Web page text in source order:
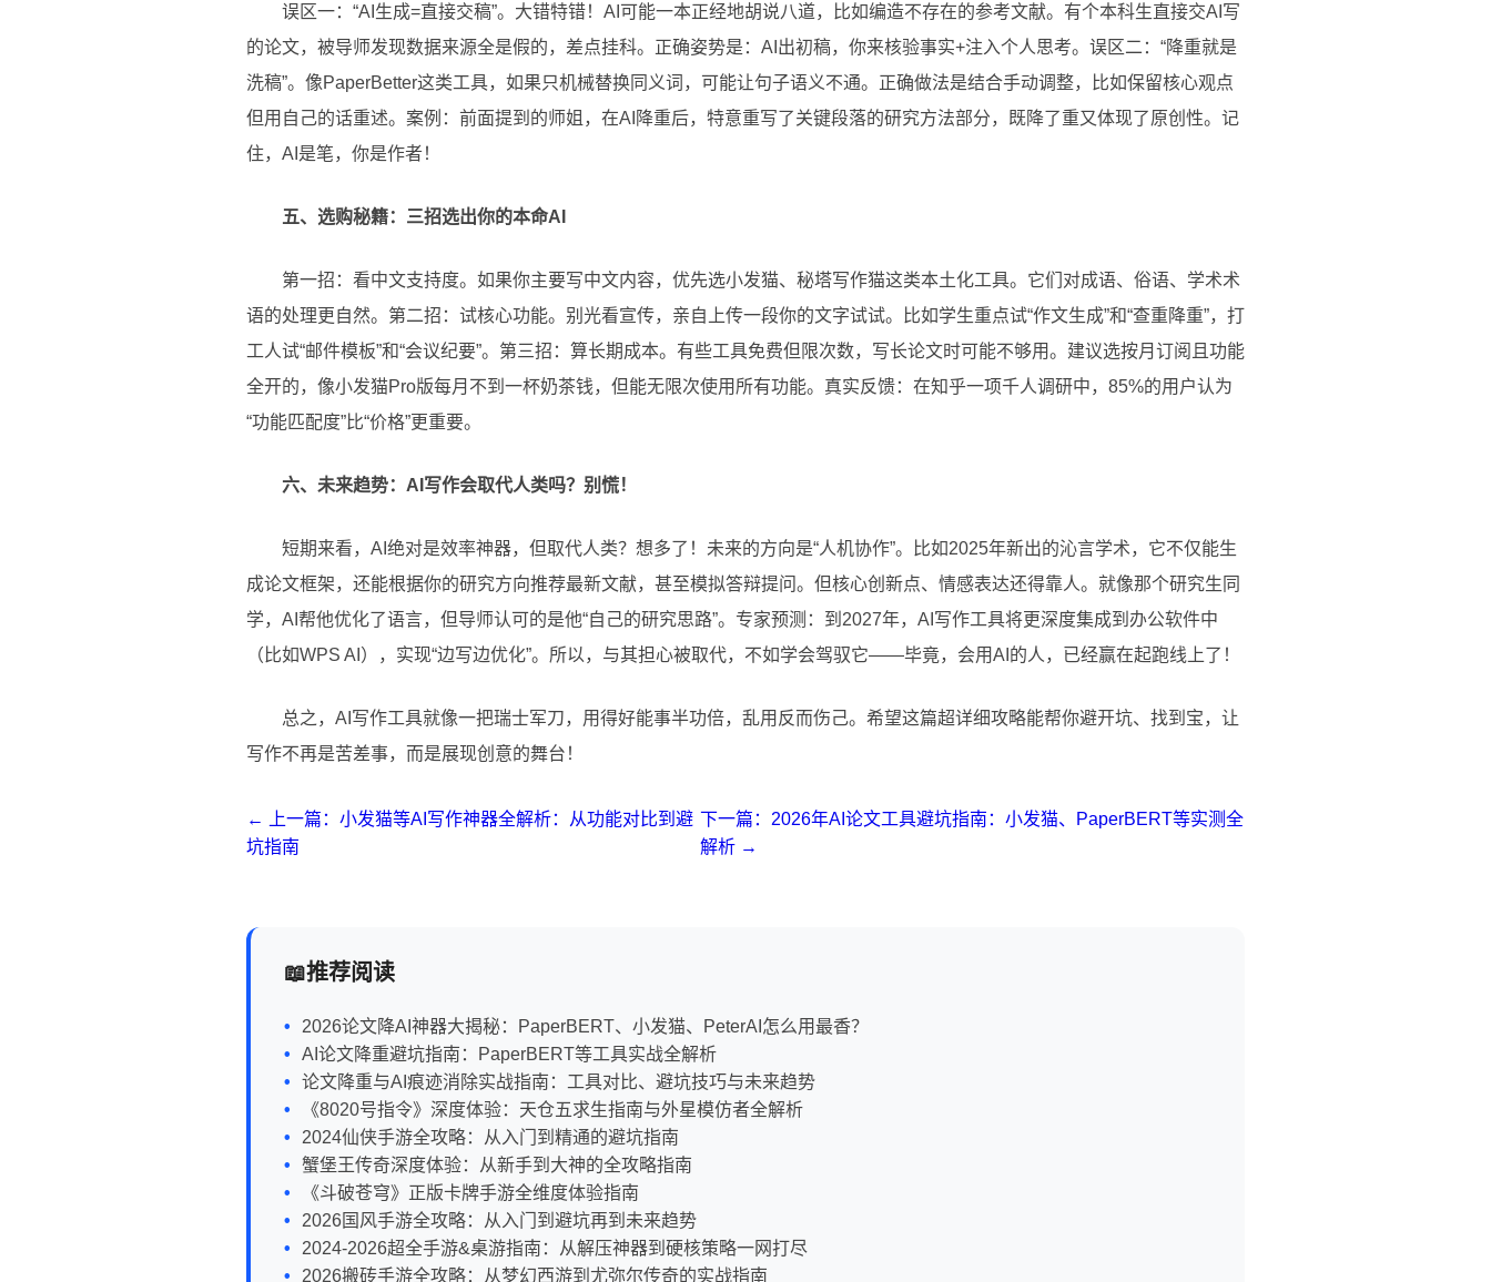
误区一：“AI生成=直接交稿”。大错特错！AI可能一本正经地胡说八道，比如编造不存在的参考文献。有个本科生直接交AI写
的论文，被导师发现数据来源全是假的，差点挂科。正确姿势是：AI出初稿，你来核验事实+注入个人思考。误区二：“降重就是
洗稿”。像PaperBetter这类工具，如果只机械替换同义词，可能让句子语义不通。正确做法是结合手动调整，比如保留核心观点
但用自己的话重述。案例：前面提到的师姐，在AI降重后，特意重写了关键段落的研究方法部分，既降了重又体现了原创性。记
住，AI是笔，你是作者！
五、选购秘籍：三招选出你的本命AI
第一招：看中文支持度。如果你主要写中文内容，优先选小发猫、秘塔写作猫这类本土化工具。它们对成语、俗语、学术术
语的处理更自然。第二招：试核心功能。别光看宣传，亲自上传一段你的文字试试。比如学生重点试“作文生成”和“查重降重”，打
工人试“邮件模板”和“会议纪要”。第三招：算长期成本。有些工具免费但限次数，写长论文时可能不够用。建议选按月订阅且功能
全开的，像小发猫Pro版每月不到一杯奶茶钱，但能无限次使用所有功能。真实反馈：在知乎一项千人调研中，85%的用户认为
“功能匹配度”比“价格”更重要。
六、未来趋势：AI写作会取代人类吗？别慌！
短期来看，AI绝对是效率神器，但取代人类？想多了！未来的方向是“人机协作”。比如2025年新出的沁言学术，它不仅能生
成论文框架，还能根据你的研究方向推荐最新文献，甚至模拟答辩提问。但核心创新点、情感表达还得靠人。就像那个研究生同
学，AI帮他优化了语言，但导师认可的是他“自己的研究思路”。专家预测：到2027年，AI写作工具将更深度集成到办公软件中
（比如WPS AI），实现“边写边优化”。所以，与其担心被取代，不如学会驾驭它——毕竟，会用AI的人，已经赢在起跑线上了！
总之，AI写作工具就像一把瑞士军刀，用得好能事半功倍，乱用反而伤己。希望这篇超详细攻略能帮你避开坑、找到宝，让
写作不再是苦差事，而是展现创意的舞台！
← 上一篇：小发猫等AI写作神器全解析：从功能对比到避
坑指南
下一篇：2026年AI论文工具避坑指南：小发猫、PaperBERT等实测全
解析 →
推荐阅读
2026论文降AI神器大揭秘：PaperBERT、小发猫、PeterAI怎么用最香？
AI论文降重避坑指南：PaperBERT等工具实战全解析
论文降重与AI痕迹消除实战指南：工具对比、避坑技巧与未来趋势
《8020号指令》深度体验：天仓五求生指南与外星模仿者全解析
2024仙侠手游全攻略：从入门到精通的避坑指南
蟹堡王传奇深度体验：从新手到大神的全攻略指南
《斗破苍穹》正版卡牌手游全维度体验指南
2026国风手游全攻略：从入门到避坑再到未来趋势
2024-2026超全手游&桌游指南：从解压神器到硬核策略一网打尽
2026搬砖手游全攻略：从梦幻西游到尤弥尔传奇的实战指南